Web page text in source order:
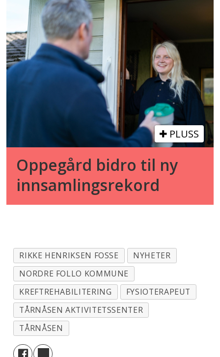
Mestring av bekymring og uro
knyttet til kreftsykdom
Nære relasjoner – nærhet og samliv
Veien videre og oppsummering
PLUSS
Oppegård bidro til ny
innsamlingsrekord
RIKKE HENRIKSEN FOSSE
NYHETER
NORDRE FOLLO KOMMUNE
KREFTREHABILITERING
FYSIOTERAPEUT
TÅRNÅSEN AKTIVITETSSENTER
TÅRNÅSEN